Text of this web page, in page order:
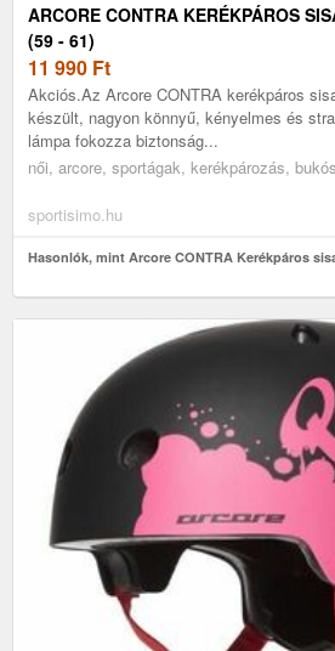
ARCORE CONTRA KERÉKPÁROS
(59 - 61)
11 990 Ft
Akciós.Az Arcore CONTRA kerékpáros
készült, nagyon könnyű, kényelmes és
lámpa fokozza biztonság...
női, arcore, sportágak, kerékpározás,
sportisimo.hu
Hasonlók, mint Arcore CONTRA Kerékpáros